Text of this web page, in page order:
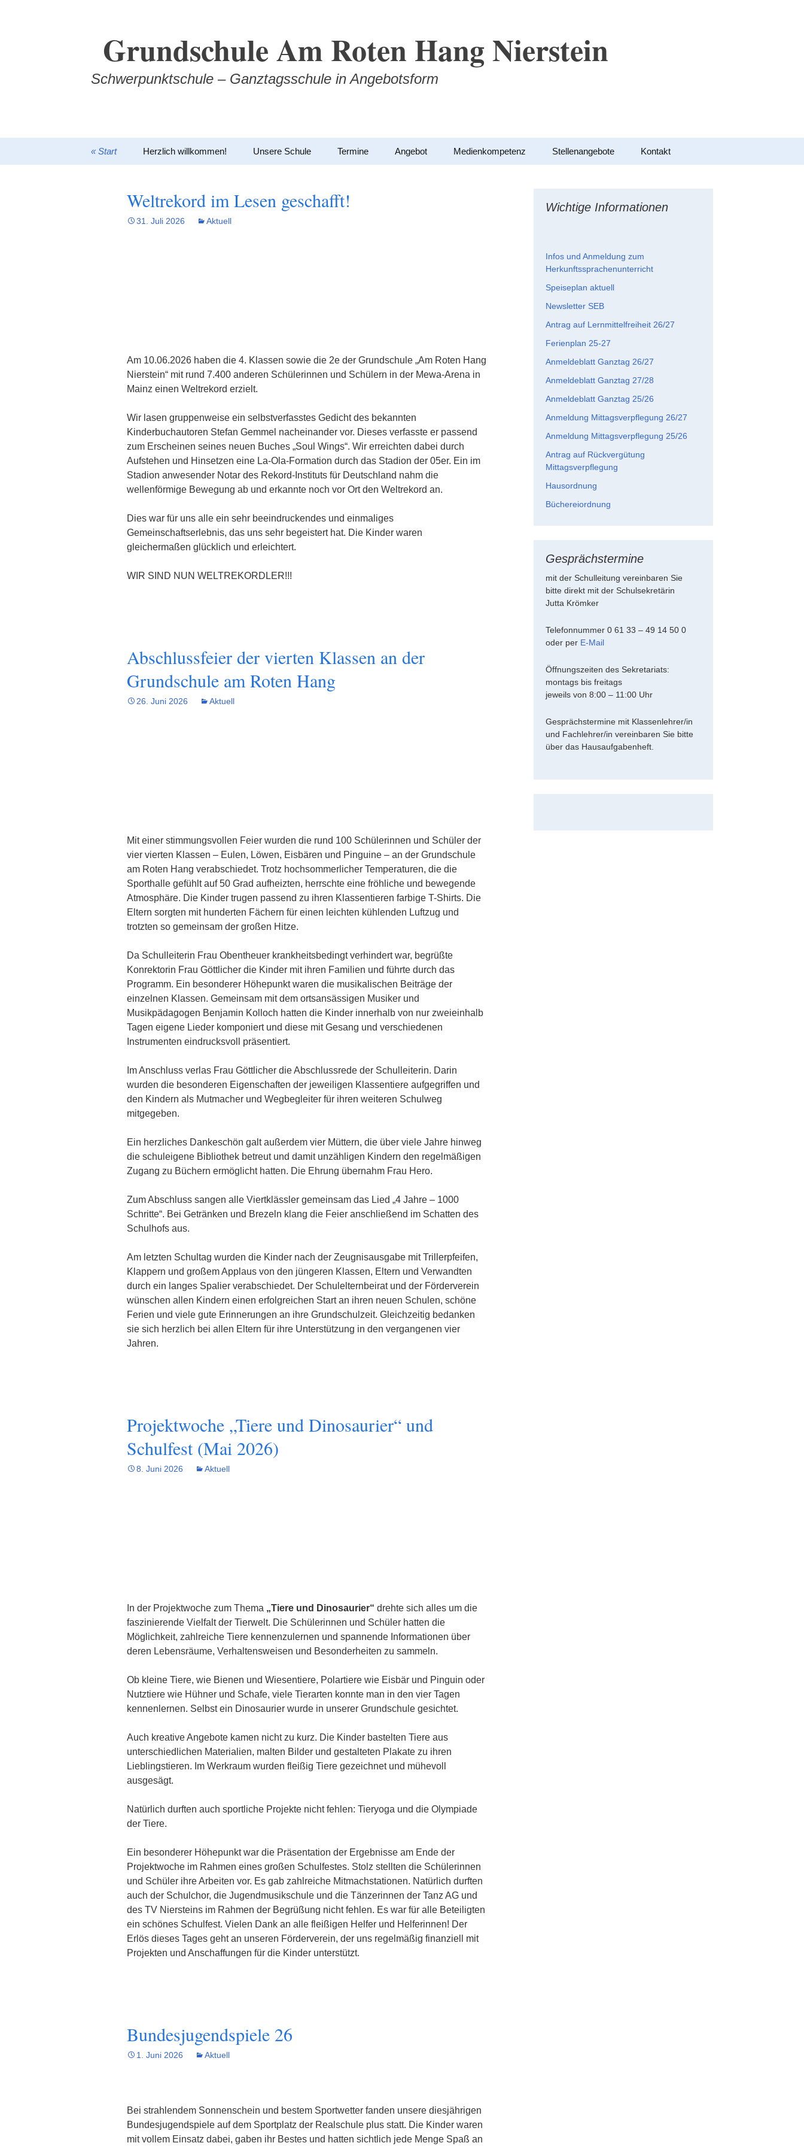
Grundschule Am Roten Hang Nierstein
Schwerpunktschule – Ganztagsschule in Angebotsform
« Start Herzlich willkommen! Unsere Schule Termine Angebot Medienkompetenz Stellenangebote Kontakt
Weltrekord im Lesen geschafft!
31. Juli 2026 Aktuell
Am 10.06.2026 haben die 4. Klassen sowie die 2e der Grundschule „Am Roten Hang
Nierstein“ mit rund 7.400 anderen Schülerinnen und Schülern in der Mewa-Arena in
Mainz einen Weltrekord erzielt.
Wir lasen gruppenweise ein selbstverfasstes Gedicht des bekannten
Kinderbuchautoren Stefan Gemmel nacheinander vor. Dieses verfasste er passend
zum Erscheinen seines neuen Buches „Soul Wings“. Wir erreichten dabei durch
Aufstehen und Hinsetzen eine La-Ola-Formation durch das Stadion der 05er. Ein im
Stadion anwesender Notar des Rekord-Instituts für Deutschland nahm die
wellenförmige Bewegung ab und erkannte noch vor Ort den Weltrekord an.
Dies war für uns alle ein sehr beeindruckendes und einmaliges
Gemeinschaftserlebnis, das uns sehr begeistert hat. Die Kinder waren
gleichermaßen glücklich und erleichtert.
WIR SIND NUN WELTREKORDLER!!!
Abschlussfeier der vierten Klassen an der
Grundschule am Roten Hang
26. Juni 2026 Aktuell
Mit einer stimmungsvollen Feier wurden die rund 100 Schülerinnen und Schüler der
vier vierten Klassen – Eulen, Löwen, Eisbären und Pinguine – an der Grundschule
am Roten Hang verabschiedet. Trotz hochsommerlicher Temperaturen, die die
Sporthalle gefühlt auf 50 Grad aufheizten, herrschte eine fröhliche und bewegende
Atmosphäre. Die Kinder trugen passend zu ihren Klassentieren farbige T-Shirts. Die
Eltern sorgten mit hunderten Fächern für einen leichten kühlenden Luftzug und
trotzten so gemeinsam der großen Hitze.
Da Schulleiterin Frau Obentheuer krankheitsbedingt verhindert war, begrüßte
Konrektorin Frau Göttlicher die Kinder mit ihren Familien und führte durch das
Programm. Ein besonderer Höhepunkt waren die musikalischen Beiträge der
einzelnen Klassen. Gemeinsam mit dem ortsansässigen Musiker und
Musikpädagogen Benjamin Kolloch hatten die Kinder innerhalb von nur zweieinhalb
Tagen eigene Lieder komponiert und diese mit Gesang und verschiedenen
Instrumenten eindrucksvoll präsentiert.
Im Anschluss verlas Frau Göttlicher die Abschlussrede der Schulleiterin. Darin
wurden die besonderen Eigenschaften der jeweiligen Klassentiere aufgegriffen und
den Kindern als Mutmacher und Wegbegleiter für ihren weiteren Schulweg
mitgegeben.
Ein herzliches Dankeschön galt außerdem vier Müttern, die über viele Jahre hinweg
die schuleigene Bibliothek betreut und damit unzähligen Kindern den regelmäßigen
Zugang zu Büchern ermöglicht hatten. Die Ehrung übernahm Frau Hero.
Zum Abschluss sangen alle Viertklässler gemeinsam das Lied „4 Jahre – 1000
Schritte“. Bei Getränken und Brezeln klang die Feier anschließend im Schatten des
Schulhofs aus.
Am letzten Schultag wurden die Kinder nach der Zeugnisausgabe mit Trillerpfeifen,
Klappern und großem Applaus von den jüngeren Klassen, Eltern und Verwandten
durch ein langes Spalier verabschiedet. Der Schulelternbeirat und der Förderverein
wünschen allen Kindern einen erfolgreichen Start an ihren neuen Schulen, schöne
Ferien und viele gute Erinnerungen an ihre Grundschulzeit. Gleichzeitig bedanken
sie sich herzlich bei allen Eltern für ihre Unterstützung in den vergangenen vier
Jahren.
Projektwoche „Tiere und Dinosaurier“ und
Schulfest (Mai 2026)
8. Juni 2026 Aktuell
In der Projektwoche zum Thema „Tiere und Dinosaurier“ drehte sich alles um die
faszinierende Vielfalt der Tierwelt. Die Schülerinnen und Schüler hatten die
Möglichkeit, zahlreiche Tiere kennenzulernen und spannende Informationen über
deren Lebensräume, Verhaltensweisen und Besonderheiten zu sammeln.
Ob kleine Tiere, wie Bienen und Wiesentiere, Polartiere wie Eisbär und Pinguin oder
Nutztiere wie Hühner und Schafe, viele Tierarten konnte man in den vier Tagen
kennenlernen. Selbst ein Dinosaurier wurde in unserer Grundschule gesichtet.
Auch kreative Angebote kamen nicht zu kurz. Die Kinder bastelten Tiere aus
unterschiedlichen Materialien, malten Bilder und gestalteten Plakate zu ihren
Lieblingstieren. Im Werkraum wurden fleißig Tiere gezeichnet und mühevoll
ausgesägt.
Natürlich durften auch sportliche Projekte nicht fehlen: Tieryoga und die Olympiade
der Tiere.
Ein besonderer Höhepunkt war die Präsentation der Ergebnisse am Ende der
Projektwoche im Rahmen eines großen Schulfestes. Stolz stellten die Schülerinnen
und Schüler ihre Arbeiten vor. Es gab zahlreiche Mitmachstationen. Natürlich durften
auch der Schulchor, die Jugendmusikschule und die Tänzerinnen der Tanz AG und
des TV Niersteins im Rahmen der Begrüßung nicht fehlen. Es war für alle Beteiligten
ein schönes Schulfest. Vielen Dank an alle fleißigen Helfer und Helferinnen! Der
Erlös dieses Tages geht an unseren Förderverein, der uns regelmäßig finanziell mit
Projekten und Anschaffungen für die Kinder unterstützt.
Bundesjugendspiele 26
1. Juni 2026 Aktuell
Bei strahlendem Sonnenschein und bestem Sportwetter fanden unsere diesjährigen
Bundesjugendspiele auf dem Sportplatz der Realschule plus statt. Die Kinder waren
mit vollem Einsatz dabei, gaben ihr Bestes und hatten sichtlich jede Menge Spaß an
Wichtige Informationen
Infos und Anmeldung zum
Herkunftssprachenunterricht
Speiseplan aktuell
Newsletter SEB
Antrag auf Lernmittelfreiheit 26/27
Ferienplan 25-27
Anmeldeblatt Ganztag 26/27
Anmeldeblatt Ganztag 27/28
Anmeldeblatt Ganztag 25/26
Anmeldung Mittagsverpflegung 26/27
Anmeldung Mittagsverpflegung 25/26
Antrag auf Rückvergütung
Mittagsverpflegung
Hausordnung
Büchereiordnung
Gesprächstermine
mit der Schulleitung vereinbaren Sie
bitte direkt mit der Schulsekretärin
Jutta Krömker
Telefonnummer 0 61 33 – 49 14 50 0
oder per E-Mail
Öffnungszeiten des Sekretariats:
montags bis freitags
jeweils von 8:00 – 11:00 Uhr
Gesprächstermine mit Klassenlehrer/in
und Fachlehrer/in vereinbaren Sie bitte
über das Hausaufgabenheft.